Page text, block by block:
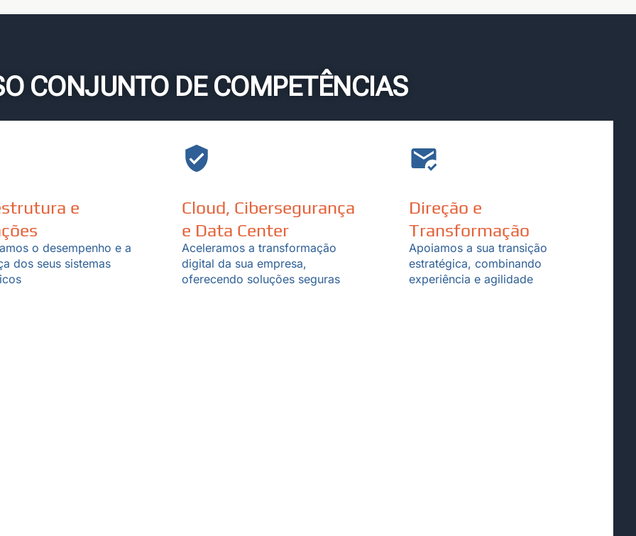
CONJUNTO DE COMPETÊNCIAS
e
o desempenho e a
dos seus sistemas
Cloud, Cibersegurança
e Data Center
Aceleramos a transformação
digital da sua empresa,
oferecendo soluções seguras
Direção e
Transformação
Apoiamos a sua transição
estratégica, combinando
experiência e agilidade